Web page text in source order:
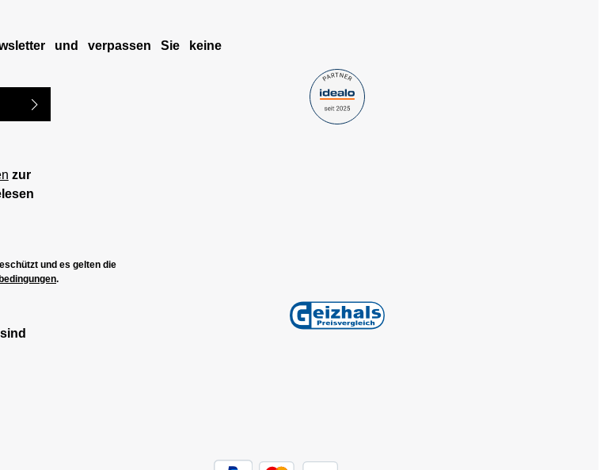
und verpassen Sie keine
zur
und es gelten die
.